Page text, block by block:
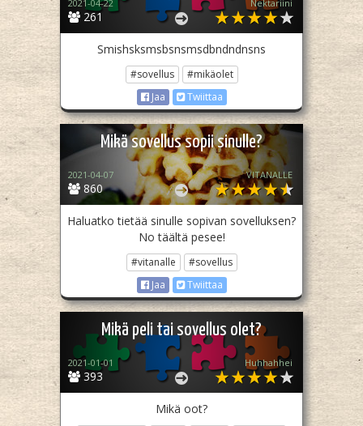
261
2021-04-22 Nektariini
Smishsksmsbsnsmsdbndndnsns
#sovellus
#mikäolet
Jaa
Twiittaa
Mikä sovellus sopii sinulle?
860
2021-04-07 VITANALLE
Haluatko tietää sinulle sopivan sovelluksen?
No täältä pesee!
#vitanalle
#sovellus
Jaa
Twiittaa
Mikä peli tai sovellus olet?
393
2021-01-01 Huhhahhei
Mikä oot?